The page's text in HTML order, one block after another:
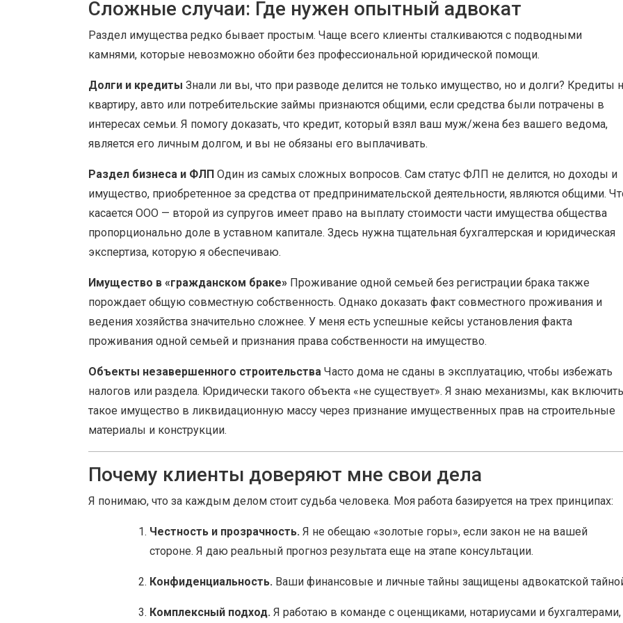
Сложные случаи: Где нужен опытный адвокат
Раздел имущества редко бывает простым. Чаще всего клиенты сталкиваются с подводными
камнями, которые невозможно обойти без профессиональной юридической помощи.
Долги и кредиты Знали ли вы, что при разводе делится не только имущество, но и долги? Кредиты
квартиру, авто или потребительские займы признаются общими, если средства были потрачены в
интересах семьи. Я помогу доказать, что кредит, который взял ваш муж/жена без вашего ведома,
является его личным долгом, и вы не обязаны его выплачивать.
Раздел бизнеса и ФЛП Один из самых сложных вопросов. Сам статус ФЛП не делится, но доходы и
имущество, приобретенное за средства от предпринимательской деятельности, являются общими.
касается ООО — второй из супругов имеет право на выплату стоимости части имущества общества
пропорционально доле в уставном капитале. Здесь нужна тщательная бухгалтерская и юридическая
экспертиза, которую я обеспечиваю.
Имущество в «гражданском браке» Проживание одной семьей без регистрации брака также
порождает общую совместную собственность. Однако доказать факт совместного проживания и
ведения хозяйства значительно сложнее. У меня есть успешные кейсы установления факта
проживания одной семьей и признания права собственности на имущество.
Объекты незавершенного строительства Часто дома не сданы в эксплуатацию, чтобы избежать
налогов или раздела. Юридически такого объекта «не существует». Я знаю механизмы, как включить
такое имущество в ликвидационную массу через признание имущественных прав на строительные
материалы и конструкции.
Почему клиенты доверяют мне свои дела
Я понимаю, что за каждым делом стоит судьба человека. Моя работа базируется на трех принципах:
Честность и прозрачность. Я не обещаю «золотые горы», если закон не на вашей
стороне. Я даю реальный прогноз результата еще на этапе консультации.
Конфиденциальность. Ваши финансовые и личные тайны защищены адвокатской
Комплексный подход. Я работаю в команде с оценщиками, нотариусами и бухгалтерами,